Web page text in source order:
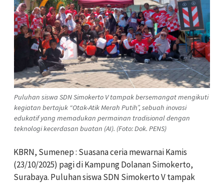
Puluhan siswa SDN Simokerto V tampak bersemangat mengikuti
kegiatan bertajuk “Otak-Atik Merah Putih”, sebuah inovasi
edukatif yang memadukan permainan tradisional dengan
teknologi kecerdasan buatan (AI). (Foto: Dok. PENS)
KBRN, Sumenep : Suasana ceria mewarnai Kamis
(23/10/2025) pagi di Kampung Dolanan Simokerto,
Surabaya. Puluhan siswa SDN Simokerto V tampak